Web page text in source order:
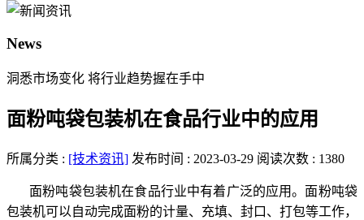
News
洞悉市场变化 将行业趋势握在手中
面粉吨袋包装机在食品行业中的应用
所属分类 : [技术资讯] 发布时间 : 2023-03-29 阅读次数 : 1380
面粉吨袋包装机在食品行业中有着广泛的应用。面粉吨袋
包装机可以自动完成面粉的计量、充填、封口、打包等工作，